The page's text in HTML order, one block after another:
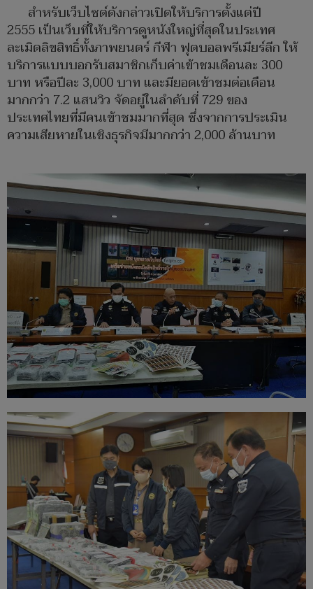
สำหรับเว็บไซต์ดังกล่าวเปิดให้บริการตั้งแต่ปี
2555 เป็นเว็บที่ให้บริการดูหนังใหญ่ที่สุดในประเทศ
ละเมิดลิขสิทธิ์ทั้งภาพยนตร์ กีฬา ฟุตบอลพรีเมียร์ลีก ให้
บริการแบบบอกรับสมาชิกเก็บค่าเข้าชมเดือนละ 300
บาท หรือปีละ 3,000 บาท และมียอดเข้าชมต่อเดือน
มากกว่า 7.2 แสนวิว จัดอยู่ในลำดับที่ 729 ของ
ประเทศไทยที่มีคนเข้าชมมากที่สุด ซึ่งจากการประเมิน
ความเสียหายในเชิงธุรกิจมีมากกว่า 2,000 ล้านบาท